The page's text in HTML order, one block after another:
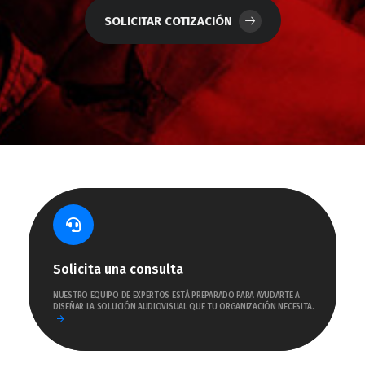
SOLICITAR COTIZACIÓN
Solicita una consulta
NUESTRO EQUIPO DE EXPERTOS ESTÁ PREPARADO PARA AYUDARTE A
DISEÑAR LA SOLUCIÓN AUDIOVISUAL QUE TU ORGANIZACIÓN NECESITA.